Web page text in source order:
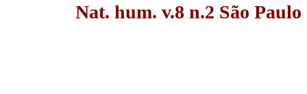
Nat. hum. v.8 n.2 São Paulo